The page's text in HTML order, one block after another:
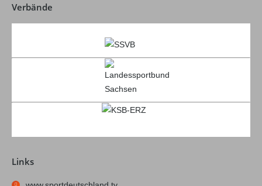
Verbände
Links